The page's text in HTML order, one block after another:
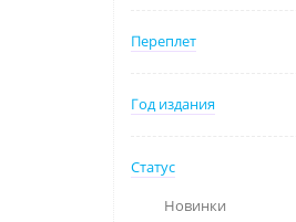
Переплет
Год издания
Статус
Новинки